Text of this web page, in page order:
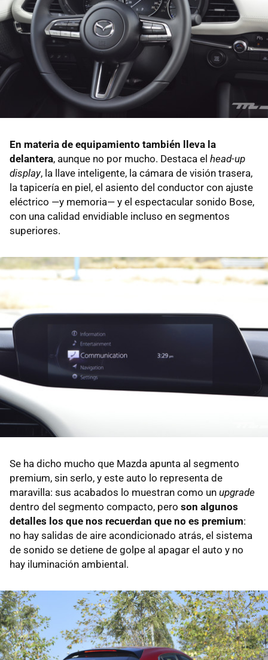
En materia de equipamiento también lleva la
delantera, aunque no por mucho. Destaca el head-up
display, la llave inteligente, la cámara de visión trasera,
la tapicería en piel, el asiento del conductor con ajuste
eléctrico —y memoria— y el espectacular sonido Bose,
con una calidad envidiable incluso en segmentos
superiores.
Se ha dicho mucho que Mazda apunta al segmento
premium, sin serlo, y este auto lo representa de
maravilla: sus acabados lo muestran como un upgrade
dentro del segmento compacto, pero son algunos
detalles los que nos recuerdan que no es premium:
no hay salidas de aire acondicionado atrás, el sistema
de sonido se detiene de golpe al apagar el auto y no
hay iluminación ambiental.